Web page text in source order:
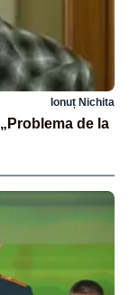
Ionuț Nichita
de la